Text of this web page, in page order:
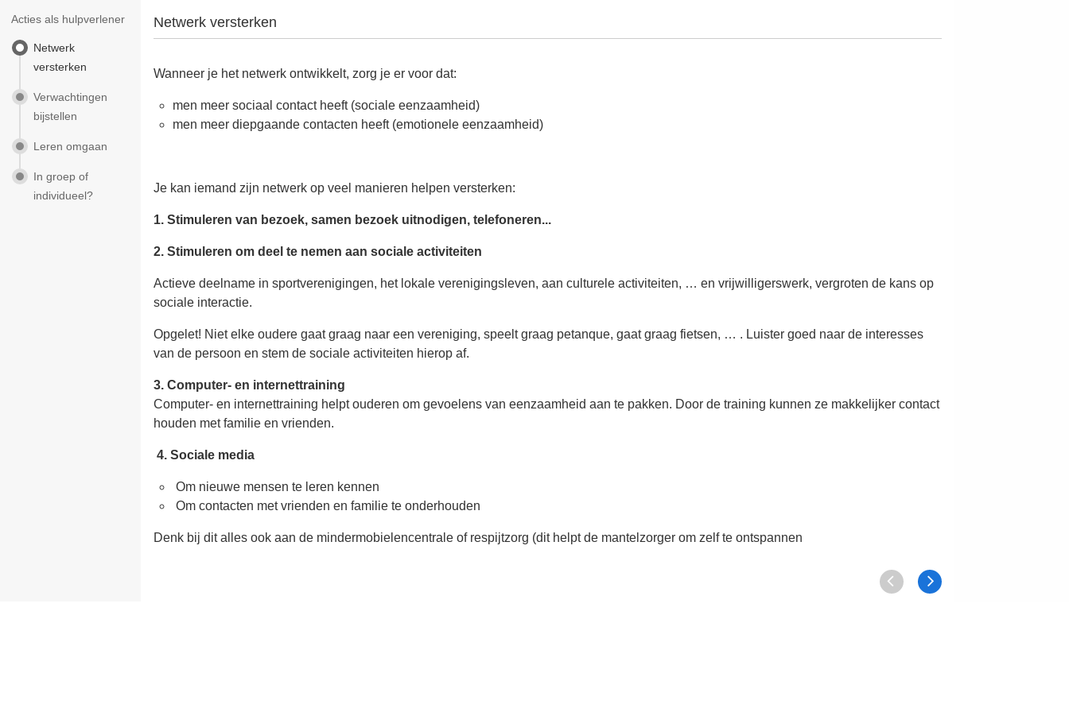
Acties als hulpverlener
Netwerk
versterken
Verwachtingen
bijstellen
Leren omgaan
In groep of
individueel?
Netwerk versterken
Wanneer je het netwerk ontwikkelt, zorg je er voor dat:
men meer sociaal contact heeft (sociale eenzaamheid)
men meer diepgaande contacten heeft (emotionele eenzaamheid)
Je kan iemand zijn netwerk op veel manieren helpen versterken:
1. Stimuleren van bezoek, samen bezoek uitnodigen, telefoneren...
2. Stimuleren om deel te nemen aan sociale activiteiten
Actieve deelname in sportverenigingen, het lokale verenigingsleven, aan culturele activiteiten, … en vrijwilligerswerk, vergroten de kans op
sociale interactie.
Opgelet! Niet elke oudere gaat graag naar een vereniging, speelt graag petanque, gaat graag fietsen, … . Luister goed naar de interesses
van de persoon en stem de sociale activiteiten hierop af.
3. Computer- en internettraining
Computer- en internettraining helpt ouderen om gevoelens van eenzaamheid aan te pakken. Door de training kunnen ze makkelijker contact
houden met familie en vrienden.
4. Sociale media
Om nieuwe mensen te leren kennen
Om contacten met vrienden en familie te onderhouden
Denk bij dit alles ook aan de mindermobielencentrale of respijtzorg (dit helpt de mantelzorger om zelf te ontspannen